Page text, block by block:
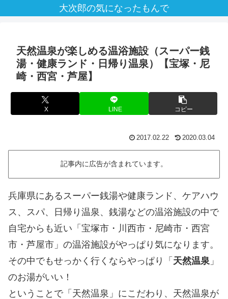
大次郎の気になったもんで
天然温泉が楽しめる温浴施設（スーパー銭
湯・健康ランド・日帰り温泉）【宝塚・尼
崎・西宮・芦屋】
X LINE コピー
2017.02.22 2020.03.04
記事内に広告が含まれています。
兵庫県にあるスーパー銭湯や健康ランド、ケアハウ
ス、スパ、日帰り温泉、銭湯などの温浴施設の中で
自宅からも近い「宝塚市・川西市・尼崎市・西宮
市・芦屋市」の温浴施設がやっぱり気になります。
その中でもせっかく行くならやっぱり「 天然温泉 」
のお湯がいい！
ということで「天然温泉」にこだわり、天然温泉が